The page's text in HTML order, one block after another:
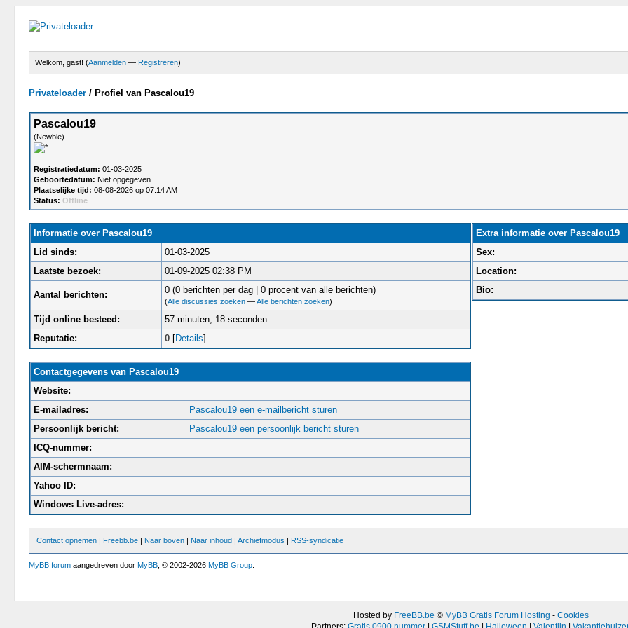
Welkom, gast! (Aanmelden — Registreren)
Privateloader / Profiel van Pascalou19
Pascalou19
(Newbie)
Registratiedatum: 01-03-2025
Geboortedatum: Niet opgegeven
Plaatselijke tijd: 08-08-2026 op 07:14 AM
Status: Offline
Informatie over Pascalou19
Lid sinds:
01-03-2025
Laatste bezoek:
01-09-2025 02:38 PM
Aantal berichten: 0 (0 berichten per dag | 0 procent van alle berichten)
(Alle discussies zoeken—Alle berichten zoeken)
Tijd online besteed:
57 minuten, 18 seconden
Reputatie:
0[Details]
Contactgegevens van Pascalou19
Website:
E-mailadres:
Pascalou19 een e-mailbericht sturen
Persoonlijk bericht:
Pascalou19 een persoonlijk bericht sturen
ICQ-nummer:
AIM-schermnaam:
Yahoo ID:
Windows Live-adres:
Extra informatie over Pascalou19
Sex:
Location:
Bio:
Contact opnemen | Freebb.be | Naar boven | Naar inhoud |Archiefmodus | RSS-syndicatie
MyBB forum aangedreven doorMyBB , © 2002-2026MyBB Group
Hosted by FreeBB.be © MyBB Gratis Forum Hosting - Cookies